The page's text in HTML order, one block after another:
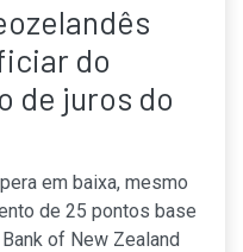
do
de juros do
em baixa, mesmo
de 25 pontos base
of New Zealand